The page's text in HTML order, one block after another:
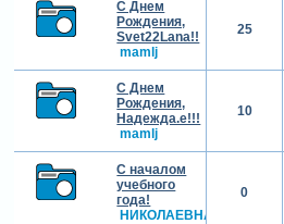
С Днем
Рождения,
Svet22Lana!!
mamlj
25
С Днем
Рождения,
Надежда.е!!!
mamlj
10
С началом
учебного
года!
НИКОЛАЕВНА
0